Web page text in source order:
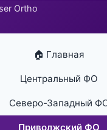
Ortho
🏠 Главная
Центральный ФО
Северо-Западный
Приволжский ФО